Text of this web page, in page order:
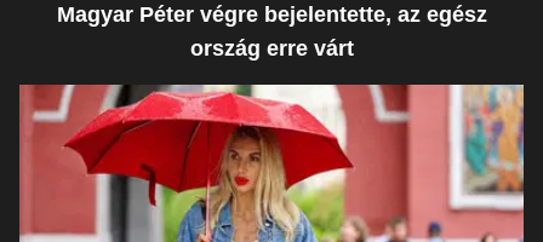
Magyar Péter végre bejelentette, az egész
ország erre várt